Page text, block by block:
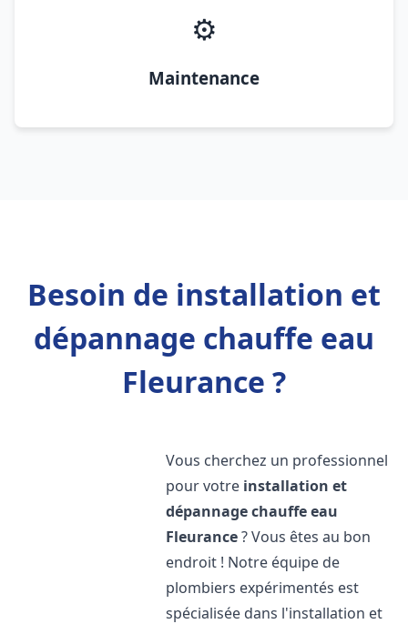
⚙️
Maintenance
Besoin de installation et
dépannage chauffe eau
Fleurance ?
Vous cherchez un professionnel
pour votre installation et
dépannage chauffe eau
Fleurance? Vous êtes au bon
endroit ! Notre équipe de
plombiers expérimentés est
spécialisée dans l'installation et